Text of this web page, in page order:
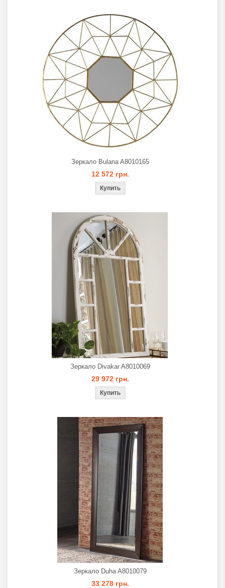
Зеркало Bulana A8010165
12 572 грн.
Зеркало Divakar A8010069
29 972 грн.
Зеркало Duha A8010079
33 278 грн.